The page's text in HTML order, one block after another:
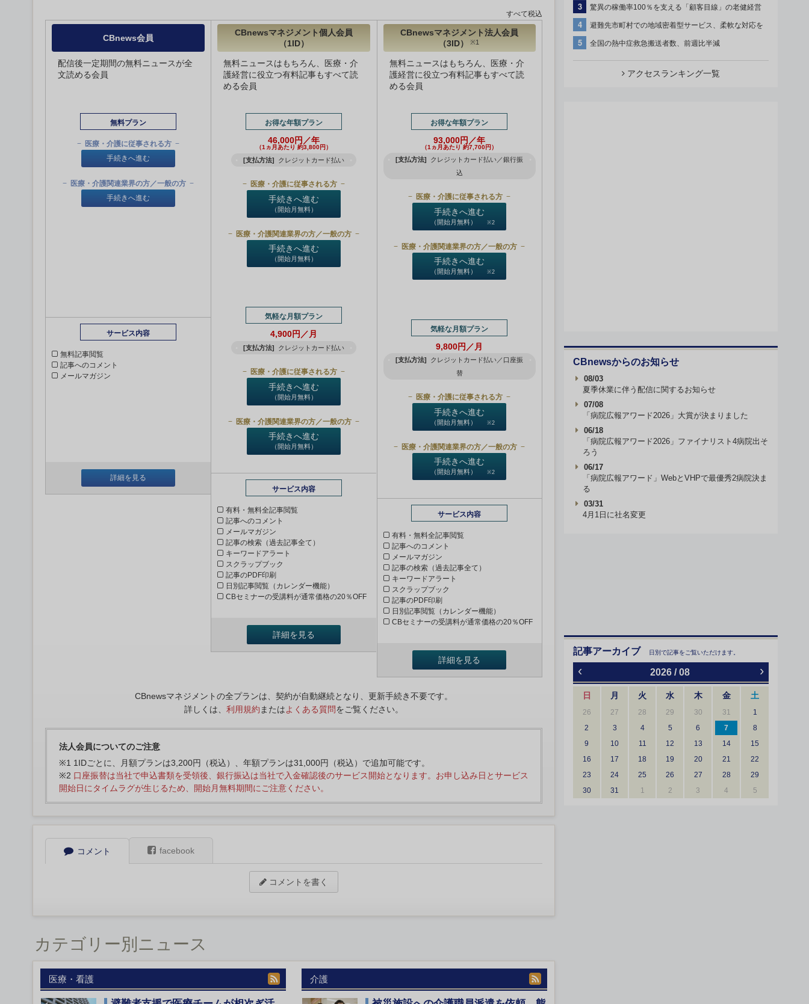
すべて税込
CBnews会員
配信後一定期間の無料ニュースが全
文読める会員
無料プラン
医療・介護に従事される方
手続きへ進む
医療・介護関連業界の方／一般の方
手続きへ進む
サービス内容
無料記事閲覧
記事へのコメント
メールマガジン
詳細を見る
CBnewsマネジメント個人会員
（1ID）
無料ニュースはもちろん、医療・介
護経営に役立つ有料記事もすべて読
める会員
お得な年額プラン
46,000円／年
（1ヵ月あたり 約3,800円）
[支払方法] クレジットカード払い
医療・介護に従事される方
手続きへ進む
（開始月無料）
医療・介護関連業界の方／一般の方
手続きへ進む
（開始月無料）
気軽な月額プラン
4,900円／月
[支払方法] クレジットカード払い
医療・介護に従事される方
手続きへ進む
（開始月無料）
医療・介護関連業界の方／一般の方
手続きへ進む
（開始月無料）
サービス内容
有料・無料全記事閲覧
記事へのコメント
メールマガジン
記事の検索（過去記事全て）
キーワードアラート
スクラップブック
記事のPDF印刷
日別記事閲覧（カレンダー機能）
CBセミナーの受講料が通常価格の20％OFF
詳細を見る
CBnewsマネジメント法人会員
（3ID）
※1
無料ニュースはもちろん、医療・介
護経営に役立つ有料記事もすべて読
める会員
お得な年額プラン
93,000円／年
（1ヵ月あたり 約7,700円）
[支払方法]
クレジットカード払い／銀行振
込
医療・介護に従事される方
手続きへ進む
（開始月無料） ※2
医療・介護関連業界の方／一般の方
手続きへ進む
（開始月無料） ※2
気軽な月額プラン
9,800円／月
[支払方法]
クレジットカード払い／口座振
替
医療・介護に従事される方
手続きへ進む
（開始月無料） ※2
医療・介護関連業界の方／一般の方
手続きへ進む
（開始月無料） ※2
サービス内容
有料・無料全記事閲覧
記事へのコメント
メールマガジン
記事の検索（過去記事全て）
キーワードアラート
スクラップブック
記事のPDF印刷
日別記事閲覧（カレンダー機能）
CBセミナーの受講料が通常価格の20％OFF
詳細を見る
CBnewsマネジメントの全プランは、契約が自動継続となり、更新手続き不要です。
詳しくは、 利用規約 またはよくある質問をご覧ください。
法人会員についてのご注意
※1 1IDごとに、月額プランは3,200円（税込）、年額プランは31,000円（税込）で追加可能です。
※2 口座振替は当社で申込書類を受領後、銀行振込は当社で入金確認後のサービス開始となります。お申し込み日とサービス
開始日にタイムラグが生じるため、開始月無料期間にご注意ください。
コメント facebook
コメントを書く
カテゴリー別ニュース
医療・看護 介護
3 驚異の稼働率100％を支える「顧客目線」の老健経営
4 避難先市町村での地域密着型サービス、柔軟な対応を
5 全国の熱中症救急搬送者数、前週比半減
アクセスランキング一覧
CBnewsからのお知らせ
08/03
夏季休業に伴う配信に関するお知らせ
07/08
「病院広報アワード2026」大賞が決まりました
06/18
「病院広報アワード2026」ファイナリスト4病院出そ
ろう
06/17
「病院広報アワード」WebとVHPで最優秀2病院決ま
る
03/31
4月1日に社名変更
記事アーカイブ 日別で記事をご覧いただけます。
‹ 2026 / 08 ›
日 月 火 水 木 金 土
26 27 28 29 30 31
1
2
3 4 5 6 7
8
9
10 11 12 13 14
15
16
17 18 19 20 21
22
23
24 25 26 27 28
29
30
31 1 2 3 4 5